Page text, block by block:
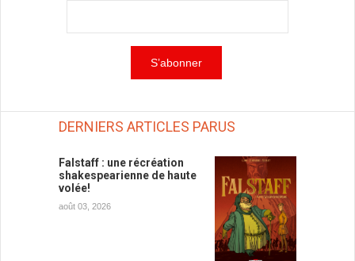
DERNIERS ARTICLES PARUS
Falstaff : une récréation
shakespearienne de haute
volée!
août 03, 2026